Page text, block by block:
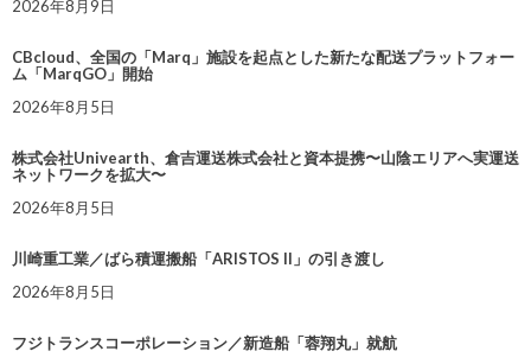
2026年8月9日
CBcloud、全国の「Marq」施設を起点とした新たな配送プラットフォー
ム「MarqGO」開始
2026年8月5日
株式会社Univearth、倉吉運送株式会社と資本提携〜山陰エリアへ実運送
ネットワークを拡大〜
2026年8月5日
川崎重工業／ばら積運搬船「ARISTOS II」の引き渡し
2026年8月5日
フジトランスコーポレーション／新造船「蓉翔丸」就航